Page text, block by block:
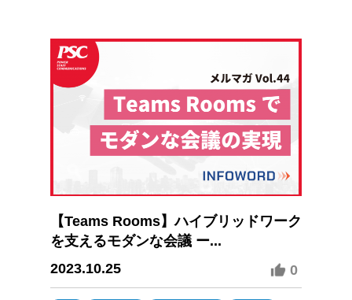
【Teams Rooms】ハイブリッドワーク
を支えるモダンな会議 ー...
2023.10.25
0